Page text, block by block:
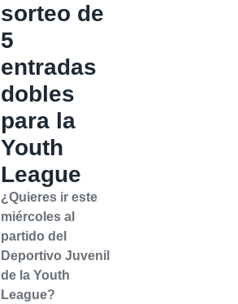
sorteo de
5
entradas
dobles
para la
Youth
League
¿Quieres ir este
miércoles al
partido del
Deportivo Juvenil
de la Youth
League?